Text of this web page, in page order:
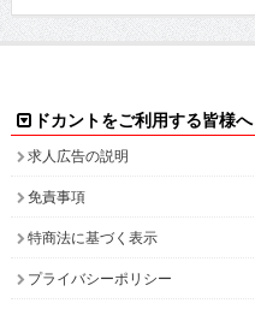
ドカントをご利用する皆様へ
求人広告の説明
免責事項
特商法に基づく表示
プライバシーポリシー